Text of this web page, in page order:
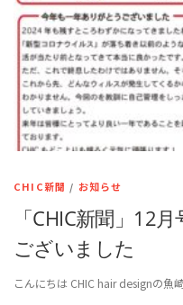
CHIC新聞 / お知らせ
「CHIC新聞」12
ございました
こんにちは CHIC hair designの魚